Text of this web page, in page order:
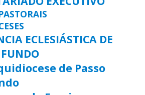
ECLESIÁSTICA DE
de Passo